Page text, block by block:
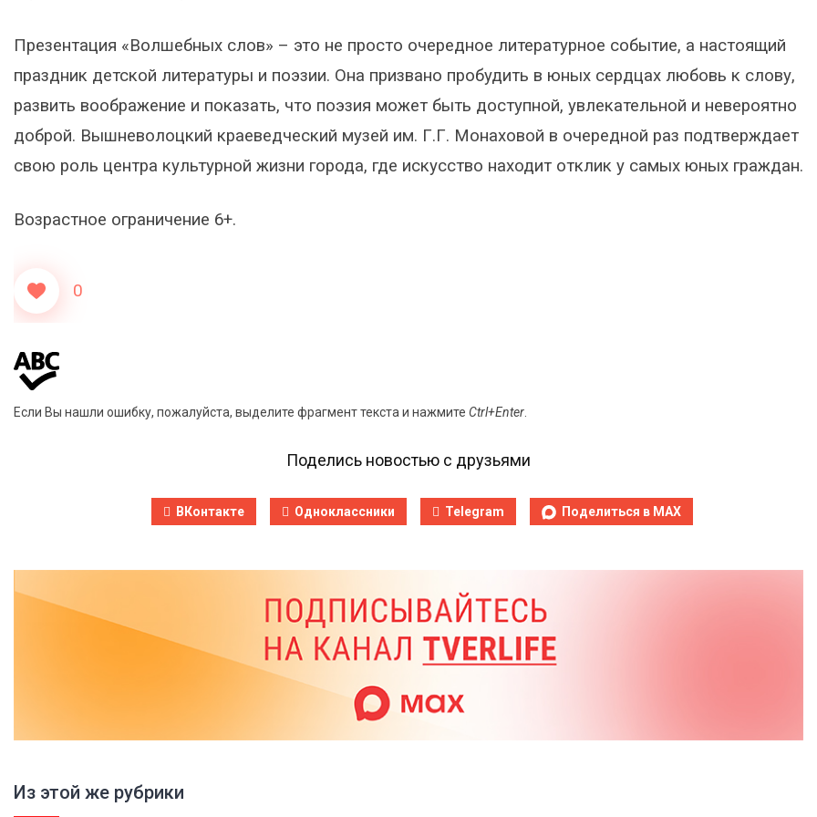
Презентация «Волшебных слов» – это не просто очередное литературное событие, а настоящий
праздник детской литературы и поэзии. Она призвано пробудить в юных сердцах любовь к слову,
развить воображение и показать, что поэзия может быть доступной, увлекательной и невероятно
доброй. Вышневолоцкий краеведческий музей им. Г.Г. Монаховой в очередной раз подтверждает
свою роль центра культурной жизни города, где искусство находит отклик у самых юных граждан.
Возрастное ограничение 6+.
0
Если Вы нашли ошибку, пожалуйста, выделите фрагмент текста и нажмите Ctrl+Enter
Поделись новостью с друзьями
ВКонтакте Одноклассники Telegram Поделиться в MAX
Из этой же рубрики